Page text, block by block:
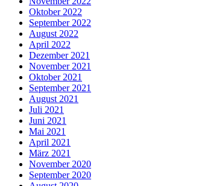
Oktober 2022
September 2022
August 2022
April 2022
Dezember 2021
November 2021
Oktober 2021
September 2021
August 2021
Juli 2021
Juni 2021
Mai 2021
April 2021
März 2021
November 2020
September 2020